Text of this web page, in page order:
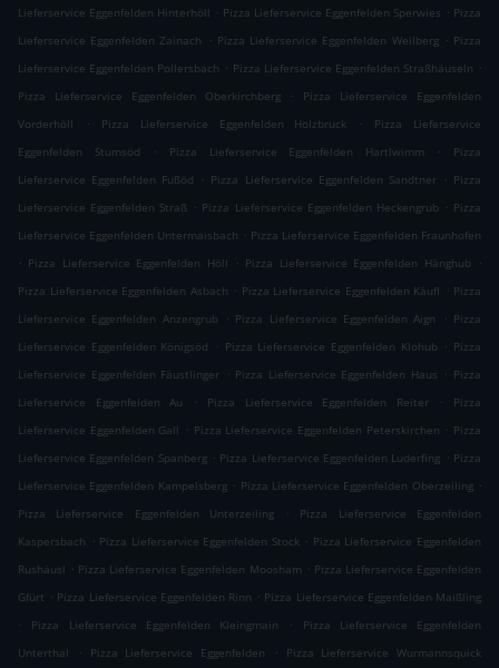
Lieferservice Eggenfelden Hinterhöll . Pizza Lieferservice Eggenfelden Sperwies . Pizza
Lieferservice Eggenfelden Zainach
. Pizza Lieferservice Eggenfelden Weilberg . Pizza
Lieferservice Eggenfelden Pollersbach . Pizza Lieferservice Eggenfelden Straßhäuseln .
Pizza Lieferservice Eggenfelden Oberkirchberg
.
Pizza Lieferservice Eggenfelden
Vorderhöll
. Pizza Lieferservice Eggenfelden Holzbruck .
Pizza Lieferservice
Eggenfelden Stumsöd
. Pizza Lieferservice Eggenfelden Hartlwimm .
Pizza
Lieferservice Eggenfelden Fußöd
. Pizza Lieferservice Eggenfelden Sandtner . Pizza
Lieferservice Eggenfelden Straß . Pizza Lieferservice Eggenfelden Heckengrub . Pizza
Lieferservice Eggenfelden Untermaisbach . Pizza Lieferservice Eggenfelden Fraunhofen
. Pizza Lieferservice Eggenfelden Höll . Pizza Lieferservice Eggenfelden Hänghub
.
Pizza Lieferservice Eggenfelden Asbach . Pizza Lieferservice Eggenfelden Käufl . Pizza
Lieferservice Eggenfelden Anzengrub
. Pizza Lieferservice Eggenfelden Aign . Pizza
Lieferservice Eggenfelden Königsöd
. Pizza Lieferservice Eggenfelden Klohub . Pizza
Lieferservice Eggenfelden Fäustlinger . Pizza Lieferservice Eggenfelden Haus . Pizza
Lieferservice Eggenfelden Au
. Pizza Lieferservice Eggenfelden Reiter .
Pizza
Lieferservice Eggenfelden Gall . Pizza Lieferservice Eggenfelden Peterskirchen . Pizza
Lieferservice Eggenfelden Spanberg . Pizza Lieferservice Eggenfelden Luderfing . Pizza
Lieferservice Eggenfelden Kampelsberg . Pizza Lieferservice Eggenfelden Oberzeiling .
Pizza Lieferservice Eggenfelden Unterzeiling
.
Pizza Lieferservice Eggenfelden
Kaspersbach . Pizza Lieferservice Eggenfelden Stock . Pizza Lieferservice Eggenfelden
Rushäusl . Pizza Lieferservice Eggenfelden Moosham . Pizza Lieferservice Eggenfelden
Gfürt . Pizza Lieferservice Eggenfelden Rinn . Pizza Lieferservice Eggenfelden Maißling
.
Pizza Lieferservice Eggenfelden Kleingmain .
Pizza Lieferservice Eggenfelden
Unterthal
. Pizza Lieferservice Eggenfelden . Pizza Lieferservice Wurmannsquick